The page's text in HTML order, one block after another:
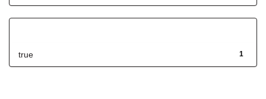
1
true